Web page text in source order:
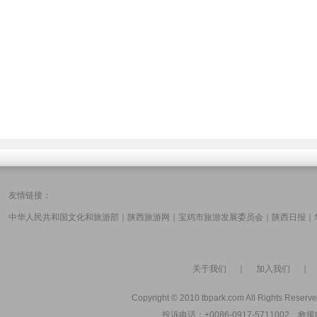
友情链接：
中华人民共和国文化和旅游部 陕西旅游网 宝鸡市旅游发展委员会 陕西日报
关于我们 加入我们
Copyright © 2010 tbpark.com All Rights
投诉电话：+0086-0917-5711002 救